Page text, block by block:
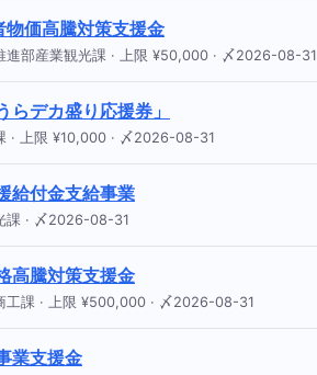
価高騰対策支援金
進部産業観光課 · 上限 ¥50,000 · 〆2026-08-31
らデカ盛り応援券」
· 上限 ¥10,000 · 〆2026-08-31
給付金支給事業
課 · 〆2026-08-31
高騰対策支援金
工課 · 上限 ¥500,000 · 〆2026-08-31
業支援金